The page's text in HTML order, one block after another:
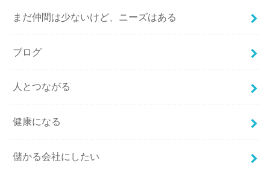
まだ仲間は少ないけど、ニーズはある
ブログ
人とつながる
健康になる
儲かる会社にしたい